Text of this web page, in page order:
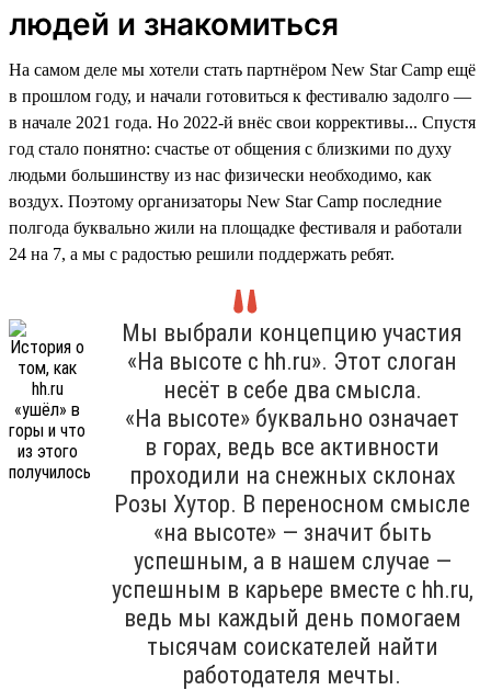
людей и знакомиться
На самом деле мы хотели стать партнёром New Star Camp ещё
в прошлом году, и начали готовиться к фестивалю задолго —
в начале 2021 года. Но 2022-й внёс свои коррективы... Спустя
год стало понятно: счастье от общения с близкими по духу
людьми большинству из нас физически необходимо, как
воздух. Поэтому организаторы New Star Camp последние
полгода буквально жили на площадке фестиваля и работали
24 на 7, а мы с радостью решили поддержать ребят.
Мы выбрали концепцию участия
«На высоте с hh.ru». Этот слоган
несёт в себе два смысла.
«На высоте» буквально означает
в горах, ведь все активности
проходили на снежных склонах
Розы Хутор. В переносном смысле
«на высоте» — значит быть
успешным, а в нашем случае —
успешным в карьере вместе с hh.ru,
ведь мы каждый день помогаем
тысячам соискателей найти
работодателя мечты.